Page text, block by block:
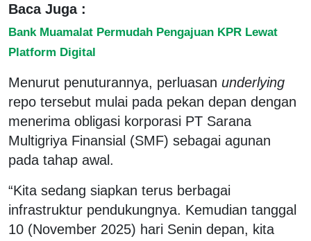
Baca Juga :
Bank Muamalat Permudah Pengajuan KPR Lewat
Platform Digital
Menurut penuturannya, perluasan underlying
repo tersebut mulai pada pekan depan dengan
menerima obligasi korporasi PT Sarana
Multigriya Finansial (SMF) sebagai agunan
pada tahap awal.
“Kita sedang siapkan terus berbagai
infrastruktur pendukungnya. Kemudian tanggal
10 (November 2025) hari Senin depan, kita